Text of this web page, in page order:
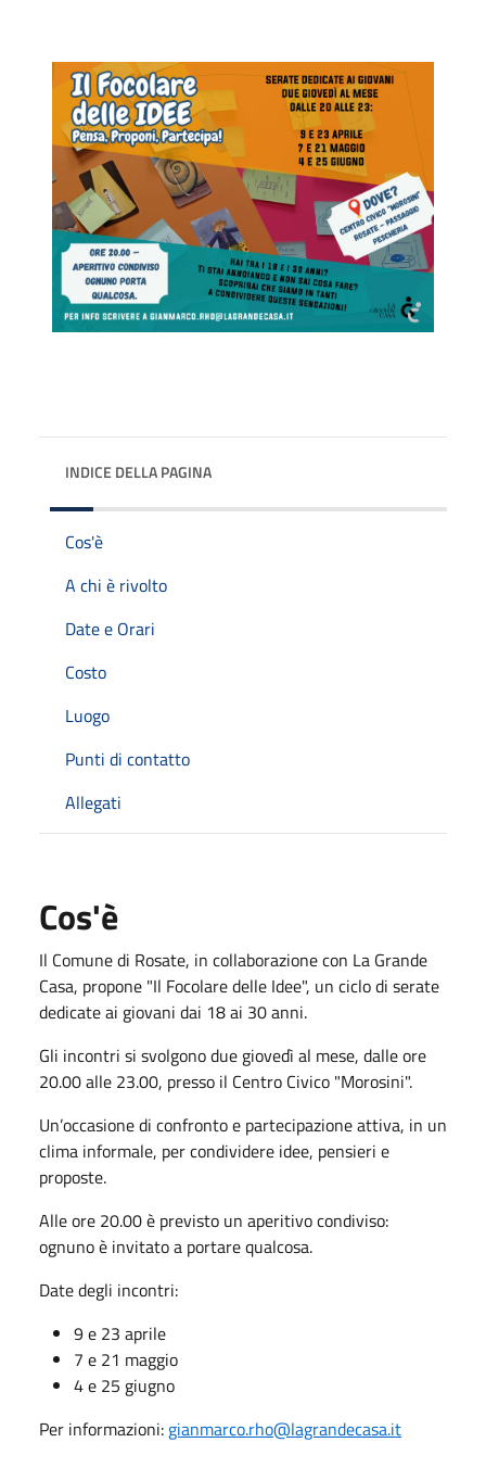
INDICE DELLA PAGINA
Cos'è
A chi è rivolto
Date e Orari
Costo
Luogo
Punti di contatto
Allegati
Cos'è
Il Comune di Rosate, in collaborazione con La Grande
Casa, propone "Il Focolare delle Idee", un ciclo di serate
dedicate ai giovani dai 18 ai 30 anni.
Gli incontri si svolgono due giovedì al mese, dalle ore
20.00 alle 23.00, presso il Centro Civico "Morosini".
Un’occasione di confronto e partecipazione attiva, in un
clima informale, per condividere idee, pensieri e
proposte.
Alle ore 20.00 è previsto un aperitivo condiviso:
ognuno è invitato a portare qualcosa.
Date degli incontri:
9 e 23 aprile
7 e 21 maggio
4 e 25 giugno
Per informazioni: gianmarco.rho@lagrandecasa.it